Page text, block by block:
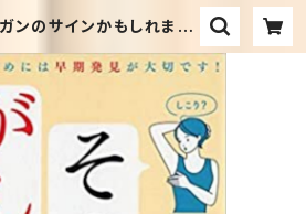
ンのサインかもしれませ
か古書店